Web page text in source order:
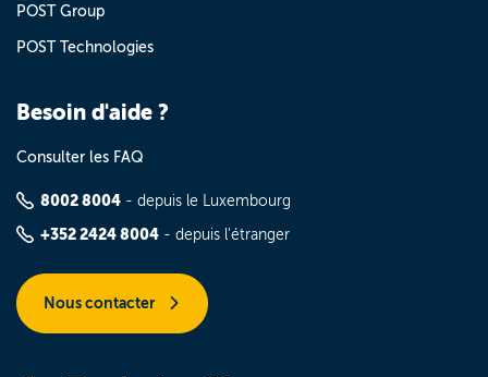
POST Group
POST Technologies
Besoin d'aide ?
Consulter les FAQ
8002 8004 - depuis le Luxembourg
+352 2424 8004 - depuis l'étranger
Nous contacter